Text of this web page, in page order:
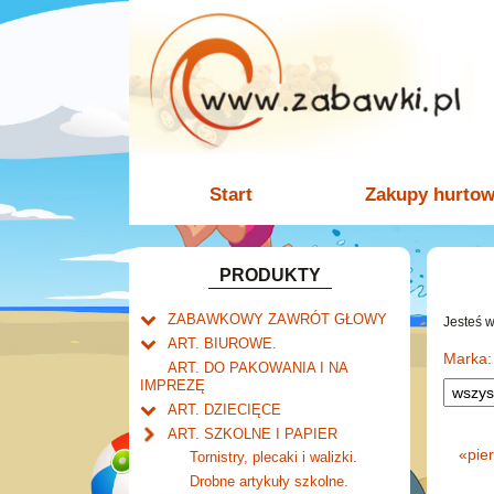
Start Zakupy
PRODUKTY
ZABAWKOWY ZAWRÓT GŁOWY
Welly.
Mały naukowiec.
Zabawki dla chłopców.
cybertransformacja
Akcesoria dla lalek.
ART. BIUROWE.
Kalendarze.
Książkowe
Wieloletnie
Ścienne
Zdzieraki
Dziurkacze i zszywacze.
Klipy i spinacze.
Korektory.
Skoroszyty, teczki i segregatory.
ART. DO PAKOWANIA I NA
IMPREZĘ
ART. DZIECIĘCE
Artykuły drogeryjne.
Produkty dla mamy i
niemowlaka.
ART. SZKOLNE I PAPIER
Tornistry, plecaki i walizki.
Drobne artykuły szkolne.
Jesteś
Marka:
«